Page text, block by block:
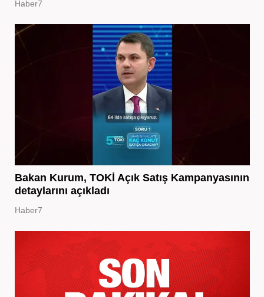
Haber7
Bakan Kurum, TOKİ Açık Satış Kampanyasının
detaylarını açıkladı
Haber7